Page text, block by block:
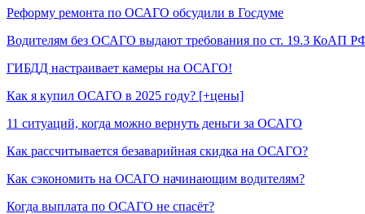
Реформу ремонта по ОСАГО обсудили в Госдуме
Водителям без ОСАГО выдают требования по ст. 19.3 КоАП
ГИБДД настраивает камеры на ОСАГО!
Как я купил ОСАГО в 2025 году? [+цены]
11 ситуаций, когда можно вернуть деньги за ОСАГО
Как рассчитывается безаварийная скидка на ОСАГО?
Как сэкономить на ОСАГО начинающим водителям?
Когда выплата по ОСАГО не спасёт?